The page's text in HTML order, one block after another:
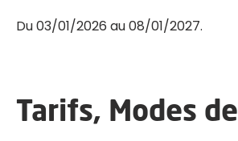
Du 03/01/2026 au 08/01/2027.
Tarifs, Modes de